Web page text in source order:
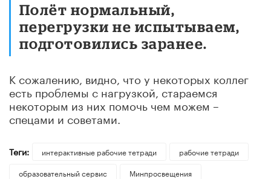
Полёт нормальный,
перегрузки не испытываем,
подготовились заранее.
К сожалению, видно, что у некоторых коллег
есть проблемы с нагрузкой, стараемся
некоторым из них помочь чем можем –
спецами и советами.
Теги: интерактивные рабочие тетради
рабочие тетради
образовательный сервис
Минпросвещения